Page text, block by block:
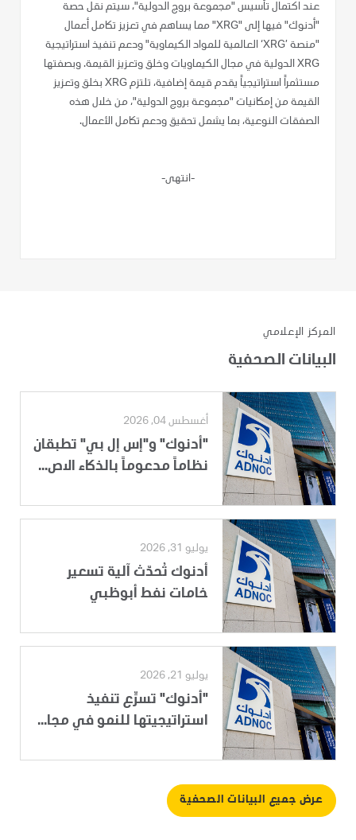
عند اكتمال تأسيس "مجموعة بروج الدولية"، سيتم نقل حصة
"أدنوك" فيها إلى "XRG" مما يساهم في تعزيز تكامل أعمال
"منصة ’XRG‘ العالمية للمواد الكيماوية" ودعم تنفيذ استراتيجية
XRG الدولية في مجال الكيماويات وخلق وتعزيز القيمة. وبصفتها
مستثمراً استراتيجياً يقدم قيمة إضافية، تلتزم XRG بخلق وتعزيز
القيمة من إمكانيات "مجموعة بروج الدولية"، من خلال هذه
الصفقات النوعية، بما يشمل تحقيق ودعم تكامل الأعمال.
-انتهى-
المركز الإعلامي
البيانات الصحفية
أغسطس 04, 2026
"أدنوك" و"إس إل بي" تطبقان
نظاماً مدعوماً بالذكاء الاص...
يوليو 31, 2026
أدنوك تُحدّث آلية تسعير
خامات نفط أبوظبي
يوليو 21, 2026
"أدنوك" تسرِّع تنفيذ
استراتيجيتها للنمو في مجا...
عرض جميع البيانات الصحفية